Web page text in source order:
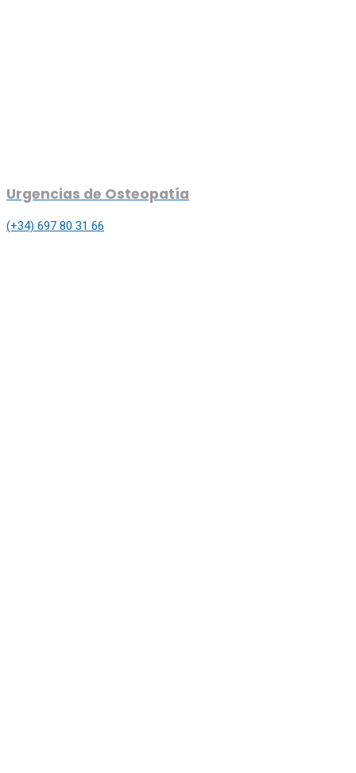
Urgencias de Osteopatía
(+34) 697 80 31 66